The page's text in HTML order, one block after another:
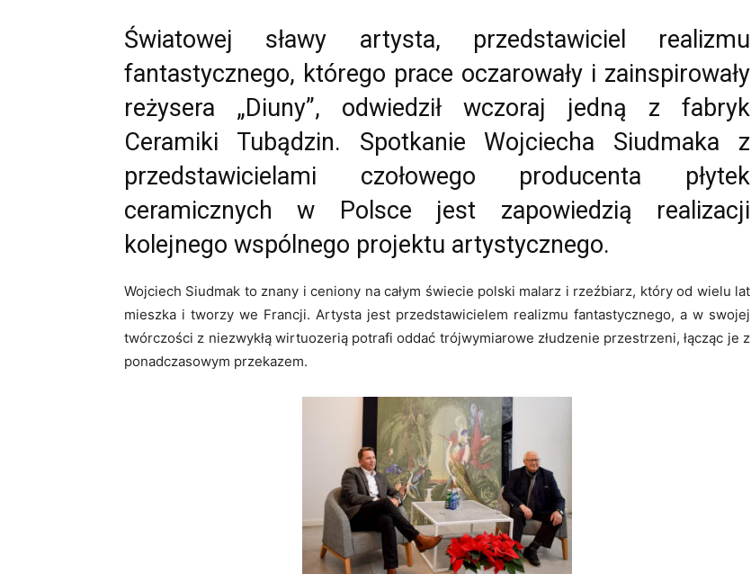
Światowej sławy artysta, przedstawiciel realizmu
fantastycznego, którego prace oczarowały i zainspirowały
reżysera „Diuny”, odwiedził wczoraj jedną z fabryk
Ceramiki Tubądzin. Spotkanie Wojciecha Siudmaka z
przedstawicielami czołowego producenta płytek
ceramicznych w Polsce jest zapowiedzią realizacji
kolejnego wspólnego projektu artystycznego.
Wojciech Siudmak to znany i ceniony na całym świecie polski malarz i rzeźbiarz, który od wielu lat
mieszka i tworzy we Francji. Artysta jest przedstawicielem realizmu fantastycznego, a w swojej
twórczości z niezwykłą wirtuozerią potrafi oddać trójwymiarowe złudzenie przestrzeni, łącząc je z
ponadczasowym przekazem.